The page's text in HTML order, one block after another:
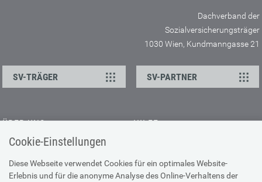
Cookie-Einstellungen
Diese Webseite verwendet Cookies für ein optimales Website-
Erlebnis und für die anonyme Analyse des Online-Verhaltens der
Dachverband der
Sozialversicherungsträger
1030 Wien, Kundmanngasse 21
SV-TRÄGER SV-PARTNER
ÜBER UNS
Kontakt
Offene Stellen
Presse
HILFE
Browser-Info & Sicherheit
Hilfe zur Suche